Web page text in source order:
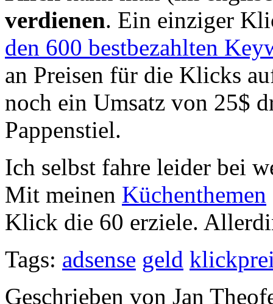
verdienen. Ein einziger
den 600 bestbezahlten
an Preisen für die Klicks
noch ein Umsatz von 25$
Pappenstiel.
Ich selbst fahre leider bei
Mit meinen Küchenthemen
Klick die 60 erziele.
Tags: adsense geld
Geschrieben von Jan